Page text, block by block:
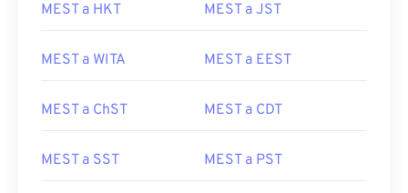
MEST a HKT MEST a JST
MEST a WITA MEST a EEST
MEST a ChST MEST a CDT
MEST a SST MEST a PST